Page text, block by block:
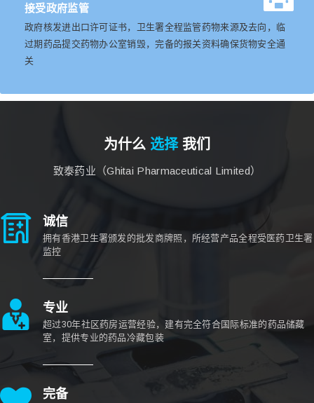
接受政府监管
政府核发进出口许可证书，卫生署全程监管药物来源及去向，临
过期药品提交药物办公室销毁，完备的报关资料确保货物安全通
关
为什么 选择我们
致泰药业（Ghitai Pharmaceutical Limited）
诚信
拥有香港卫生署颁发的批发商牌照，所经营产品全程受医药卫生署
监控
专业
超过30年社区药房运营经验，建有完全符合国际标准的药品储藏
室，提供专业的药品冷藏包装
完备